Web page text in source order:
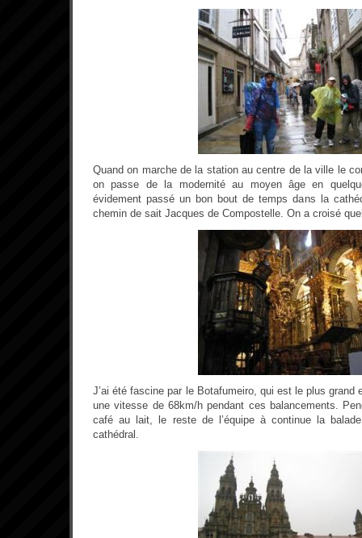
Quand on marche de la station au centre de la ville le
on passe de la modernité au moyen âge en
évidement passé un bon bout de temps dans la
chemin de sait Jacques de Compostelle. On a croisé
J’ai été fascine par le Botafumeiro, qui est le plus grand
une vitesse de 68km/h pendant ces balancements.
café au lait, le reste de l’équipe à continue la
cathédral.